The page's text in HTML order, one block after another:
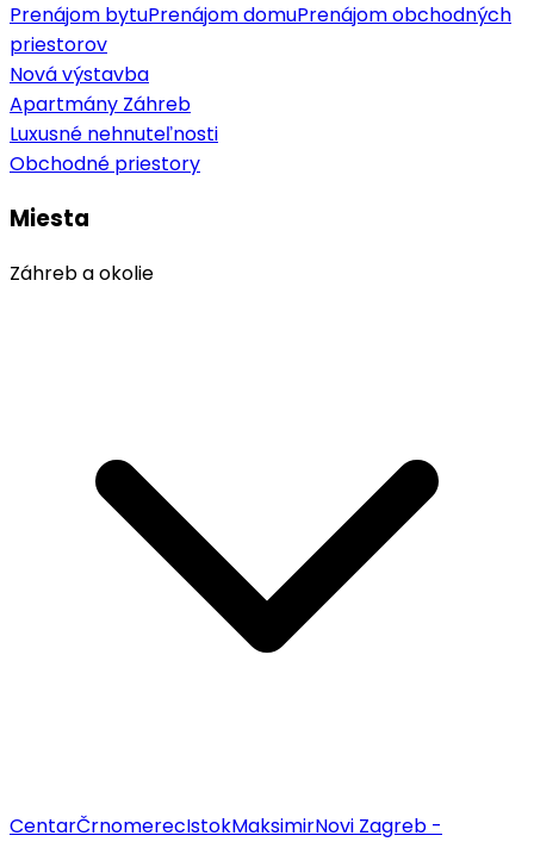
Prenájom bytuPrenájom domuPrenájom obchodných
priestorov
Nová výstavba
Apartmány Záhreb
Luxusné nehnuteľnosti
Obchodné priestory
Miesta
Záhreb a okolie
CentarČrnomerecIstokMaksimirNovi Zagreb -